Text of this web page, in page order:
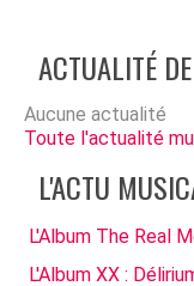
ACTUALITÉ
Aucune actualité
Toute l'actualité
L'ACTU
L'Album The Real
L'Album XX :